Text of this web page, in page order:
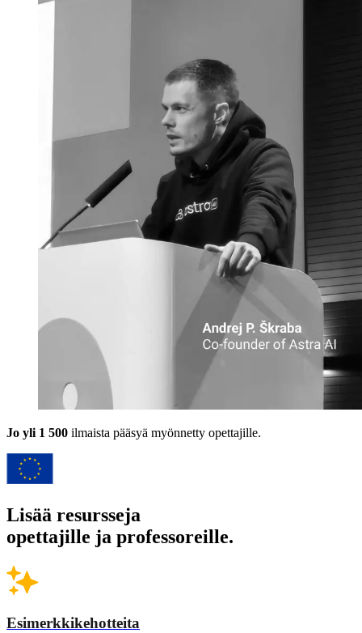
Jo yli 1 500 ilmaista pääsyä myönnetty opettajille.
Lisää resursseja
opettajille ja professoreille.
Esimerkkikehotteita